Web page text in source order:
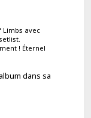
Limbs avec
! Éternel
dans sa